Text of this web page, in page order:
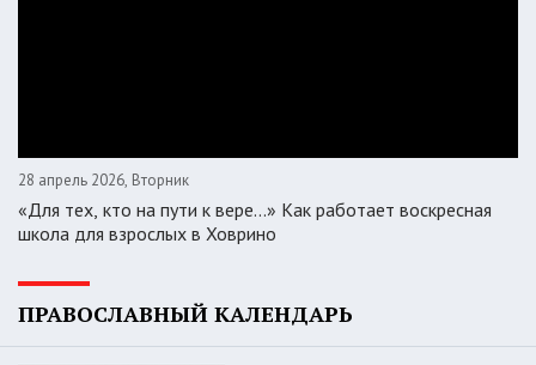
28 апрель 2026, Вторник
«Для тех, кто на пути к вере...» Как работает воскресная
школа для взрослых в Ховрино
ПРАВОСЛАВНЫЙ КАЛЕНДАРЬ